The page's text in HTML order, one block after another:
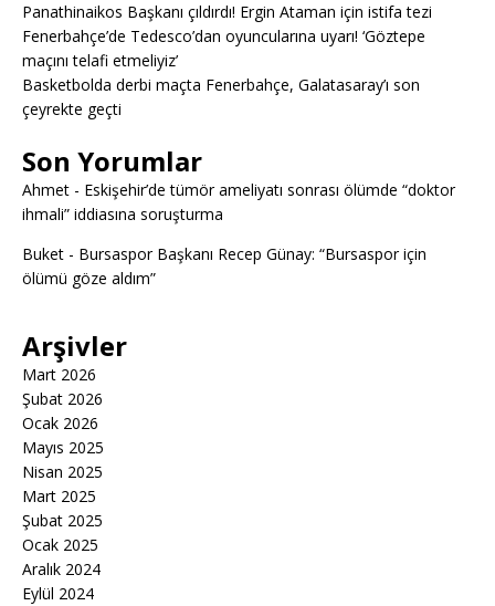
Panathinaikos Başkanı çıldırdı! Ergin Ataman için istifa tezi
Fenerbahçe’de Tedesco’dan oyuncularına uyarı! ‘Göztepe
maçını telafi etmeliyiz’
Basketbolda derbi maçta Fenerbahçe, Galatasaray’ı son
çeyrekte geçti
Son Yorumlar
Ahmet - Eskişehir’de tümör ameliyatı sonrası ölümde “doktor
ihmali” iddiasına soruşturma
Buket - Bursaspor Başkanı Recep Günay: “Bursaspor için
ölümü göze aldım”
Arşivler
Mart 2026
Şubat 2026
Ocak 2026
Mayıs 2025
Nisan 2025
Mart 2025
Şubat 2025
Ocak 2025
Aralık 2024
Eylül 2024